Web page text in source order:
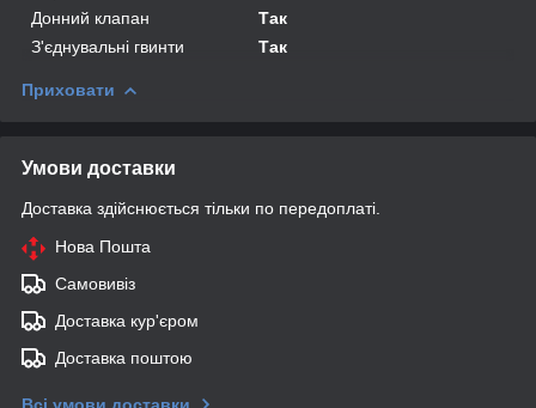
Донний клапан
Так
З'єднувальні гвинти
Так
Приховати
Умови доставки
Доставка здійснюється тільки по передоплаті.
Нова Пошта
Самовивіз
Доставка кур'єром
Доставка поштою
Всі умови доставки